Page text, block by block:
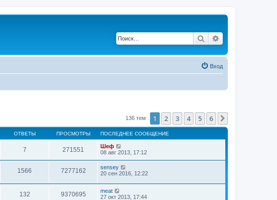
Поиск
Вход
136 тем 1 2 3 4 5 6
ОТВЕТЫ ПРОСМОТРЫ ПОСЛЕДНЕЕ СООБЩЕНИЕ
7 271551
Шеф
08 авг 2013, 17:12
1566 7277162
sensey
20 сен 2016, 12:22
132 9370695
meat
27 окт 2013, 17:44